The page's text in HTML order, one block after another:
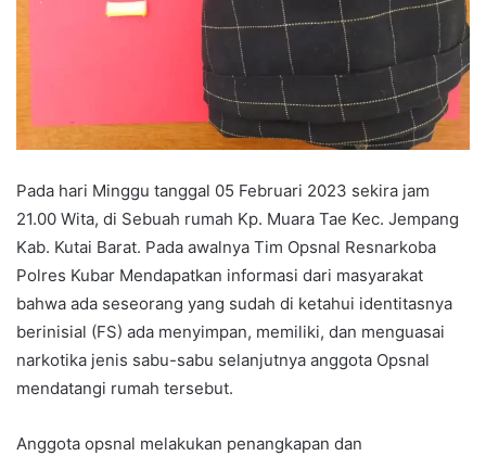
Pada hari Minggu tanggal 05 Februari 2023 sekira jam
21.00 Wita, di Sebuah rumah Kp. Muara Tae Kec. Jempang
Kab. Kutai Barat. Pada awalnya Tim Opsnal Resnarkoba
Polres Kubar Mendapatkan informasi dari masyarakat
bahwa ada seseorang yang sudah di ketahui identitasnya
berinisial (FS) ada menyimpan, memiliki, dan menguasai
narkotika jenis sabu-sabu selanjutnya anggota Opsnal
mendatangi rumah tersebut.
Anggota opsnal melakukan penangkapan dan